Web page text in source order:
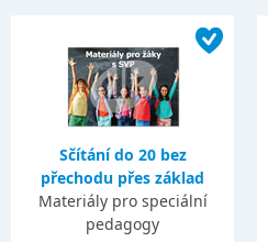
Sčítání do 20 bez
přechodu přes základ
Materiály pro speciální
pedagogy